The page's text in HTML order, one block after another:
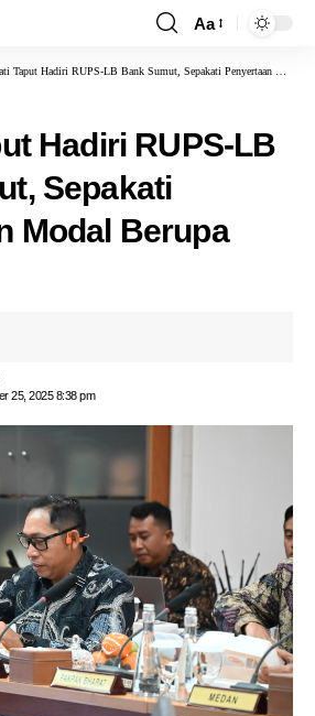
Aa
Taput Hadiri RUPS-LB Bank Sumut, Sepakati Penyertaan Modal Berupa Aset
Hadiri RUPS-LB
Sepakati
Modal Berupa
25, 2025 8:38 pm